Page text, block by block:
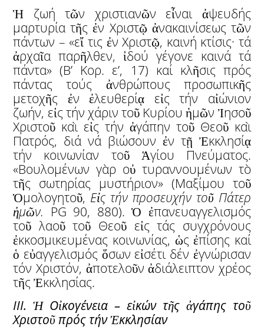
Ἡ ζωή τῶν χριστιανῶν εἶναι ἀψευδής
μαρτυρία τῆς ἐν Χριστῷ ἀνακαινίσεως τῶν
πάντων – «εἴ τις ἐν Χριστῷ, καινή κτίσις· τά
ἀρχαῖα παρῆλθεν, ἰδού γέγονε καινά τά
πάντα» (Β’ Κορ. ε’, 17) καί κλῆσις πρός
πάντας τούς ἀνθρώπους προσωπικῆς
μετοχῆς ἐν ἐλευθερίᾳ εἰς τήν αἰώνιον
ζωήν, εἰς τήν χάριν τοῦ Κυρίου ἡμῶν Ἰησοῦ
Χριστοῦ καὶ εἰς τήν ἀγάπην τοῦ Θεοῦ καὶ
Πατρός, διά νά βιώσουν ἐν τῇ Ἐκκλησίᾳ
τήν κοινωνίαν τοῦ Ἁγίου Πνεύματος.
«Βουλομένων γὰρ οὐ τυραννουμένων τὸ
τῆς σωτηρίας μυστήριον» (Μαξίμου τοῦ
Ὁμολογητοῦ, Εἰς τήν προσευχήν τοῦΠάτερ
ἡμῶν. PG 90, 880). Ὁ ἐπανευαγγελισμός
τοῦ λαοῦ τοῦ Θεοῦ εἰς τάς συγχρόνους
ἐκκοσμικευμένας κοινωνίας, ὡς ἐπίσης καί
ὁ εὐαγγελισμός ὅσων εἰσέτι δέν ἐγνώρισαν
τόν Χριστόν, ἀποτελοῦν ἀδιάλειπτον χρέος
τῆς Ἐκκλησίας.
ΙΙI.ἩΟἰκογένεια – εἰκών τῆς ἀγάπης τοῦ
Χριστοῦ πρός τήνἘκκλησίαν